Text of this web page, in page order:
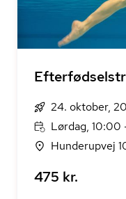
24. oktober,
Lørdag, 10:00
Hunderupvej
475 kr.